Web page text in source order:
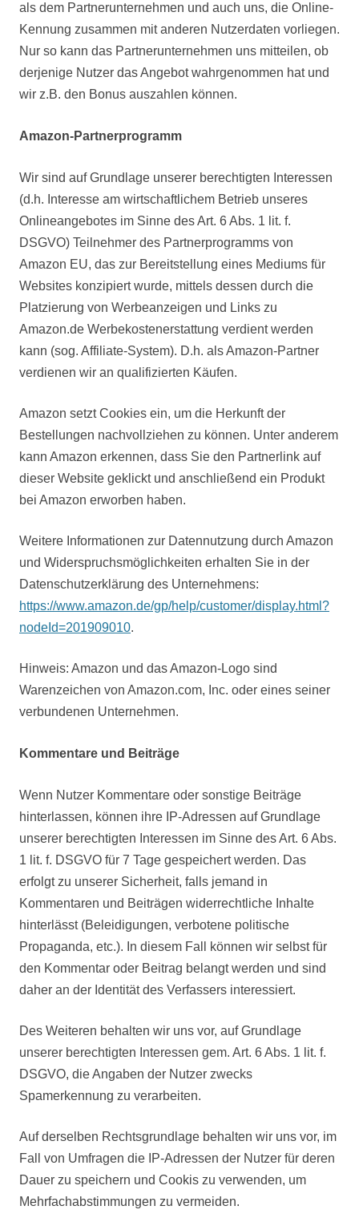
als dem Partnerunternehmen und auch uns, die Online-
Kennung zusammen mit anderen Nutzerdaten vorliegen.
Nur so kann das Partnerunternehmen uns mitteilen, ob
derjenige Nutzer das Angebot wahrgenommen hat und
wir z.B. den Bonus auszahlen können.
Amazon-Partnerprogramm
Wir sind auf Grundlage unserer berechtigten Interessen
(d.h. Interesse am wirtschaftlichem Betrieb unseres
Onlineangebotes im Sinne des Art. 6 Abs. 1 lit. f.
DSGVO) Teilnehmer des Partnerprogramms von
Amazon EU, das zur Bereitstellung eines Mediums für
Websites konzipiert wurde, mittels dessen durch die
Platzierung von Werbeanzeigen und Links zu
Amazon.de Werbekostenerstattung verdient werden
kann (sog. Affiliate-System). D.h. als Amazon-Partner
verdienen wir an qualifizierten Käufen.
Amazon setzt Cookies ein, um die Herkunft der
Bestellungen nachvollziehen zu können. Unter anderem
kann Amazon erkennen, dass Sie den Partnerlink auf
dieser Website geklickt und anschließend ein Produkt
bei Amazon erworben haben.
Weitere Informationen zur Datennutzung durch Amazon
und Widerspruchsmöglichkeiten erhalten Sie in der
Datenschutzerklärung des Unternehmens:
https://www.amazon.de/gp/help/customer/display.html?
nodeId=201909010.
Hinweis: Amazon und das Amazon-Logo sind
Warenzeichen von Amazon.com, Inc. oder eines seiner
verbundenen Unternehmen.
Kommentare und Beiträge
Wenn Nutzer Kommentare oder sonstige Beiträge
hinterlassen, können ihre IP-Adressen auf Grundlage
unserer berechtigten Interessen im Sinne des Art. 6 Abs.
1 lit. f. DSGVO für 7 Tage gespeichert werden. Das
erfolgt zu unserer Sicherheit, falls jemand in
Kommentaren und Beiträgen widerrechtliche Inhalte
hinterlässt (Beleidigungen, verbotene politische
Propaganda, etc.). In diesem Fall können wir selbst für
den Kommentar oder Beitrag belangt werden und sind
daher an der Identität des Verfassers interessiert.
Des Weiteren behalten wir uns vor, auf Grundlage
unserer berechtigten Interessen gem. Art. 6 Abs. 1 lit. f.
DSGVO, die Angaben der Nutzer zwecks
Spamerkennung zu verarbeiten.
Auf derselben Rechtsgrundlage behalten wir uns vor, im
Fall von Umfragen die IP-Adressen der Nutzer für deren
Dauer zu speichern und Cookis zu verwenden, um
Mehrfachabstimmungen zu vermeiden.